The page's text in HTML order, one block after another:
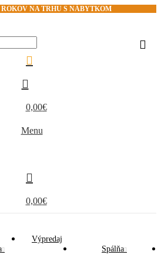
NA TRHU S NÁBYTKOM
0,00€
Menu
0,00€
Výpredaj
Spálňa